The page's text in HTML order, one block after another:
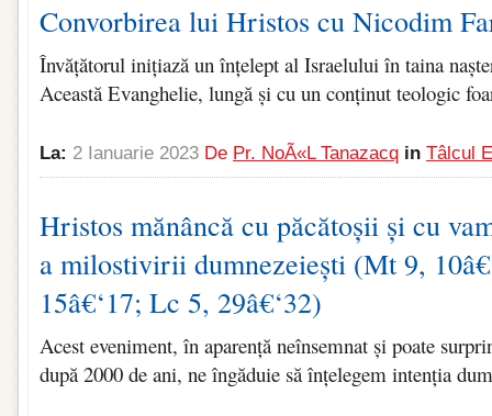
Convorbirea lui Hristos cu Nicodim
Învățătorul inițiază un înțelept al Israelului în taina
Această Evanghelie, lungă și cu un conținut teologic
La: 2 Ianuarie 2023 De Pr. NoÃ«l Tanazacq in Tâlcul
Hristos mănâncă cu păcătoșii și cu
a milostivirii dumnezeiești (Mt 9,
15â€‘17; Lc 5, 29â€‘32)
Acest eveniment, în aparență neînsemnat și poate
după 2000 de ani, ne îngăduie să înțelegem intenția